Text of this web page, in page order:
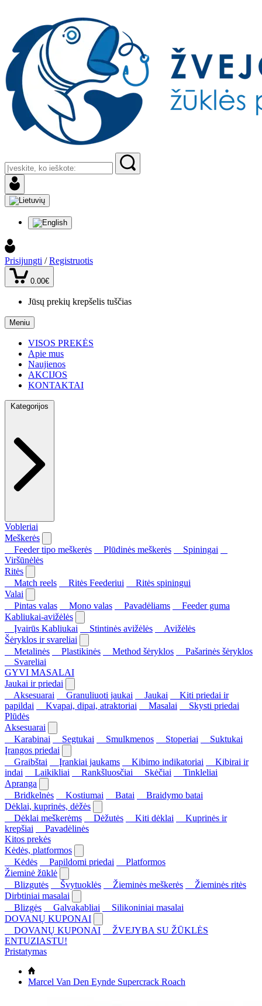
Prisijungti / Registruotis
0.00€
Jūsų prekių krepšelis tuščias
Meniu
VISOS PREKĖS
Apie mus
Naujienos
AKCIJOS
KONTAKTAI
Kategorijos
Vobleriai
Meškerės
Feeder tipo meškerės
Plūdinės meškerės
Spiningai
Viršūnėlės
Ritės
Match reels
Ritės Feederiui
Ritės spiningui
Valai
Pintas valas
Mono valas Pavadėliams
Feeder guma
Kabliukai-avižėlės
Įvairūs Kabliukai
Stintinės avižėlės
Avižėlės
Šėryklos ir svareliai
Metalinės
Plastikinės Method šėryklos
Pašarinės šėryklos
Svareliai
GYVI MASALAI
Jaukai ir priedai
Aksesuarai
Granuliuoti jaukai Jaukai
Kiti priedai ir
papildai
Kvapai, dipai, atraktoriai Masalai
Skysti priedai
Plūdės
Aksesuarai
Karabinai
Segtukai Smulkmenos Stoperiai
Suktukai
Įrangos priedai
Graibštai
Įrankiai jaukams Kibimo indikatoriai
Kibirai ir
indai
Laikikliai Rankšluosčiai Skėčiai
Tinkleliai
Apranga
Bridkelnės
Kostiumai Batai
Braidymo batai
Dėklai, kuprinės, dėžės
Dėklai meškerėms
Dėžutės Kiti dėklai
Kuprinės ir
krepšiai
Pavadėlinės
Kitos prekės
Kėdės, platformos
Kėdės
Papildomi priedai
Platformos
Žieminė žūklė
Blizgutės
Švytuoklės Žieminės meškerės
Žieminės ritės
Dirbtiniai masalai
Blizgės
Galvakabliai
Silikoniniai masalai
DOVANŲ KUPONAI
DOVANŲ KUPONAI
ŽVEJYBA SU ŽŪKLĖS
ENTUZIASTU!
Pristatymas
Marcel Van Den Eynde Supercrack Roach